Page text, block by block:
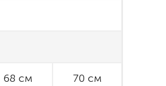
68 см 70 см